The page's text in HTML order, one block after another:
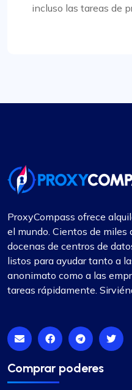
sus funciones
soporte.
Michael
He estado usando
investigación de
velocidad de sus
significativamente mi
incluso las tareas de
ProxyCompass ofrece
el mundo. Cientos de miles
docenas de centros de
listos para ayudar tanto a
anonimato como a las
tareas rápidamente.
Comprar poderes